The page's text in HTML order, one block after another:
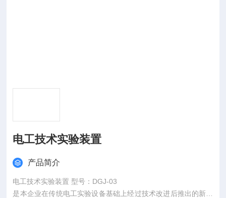
电工技术实验装置
产品简介
电工技术实验装置 型号：DGJ-03
是本企业在传统电工实验设备基础上经过技术改进后推出的新型